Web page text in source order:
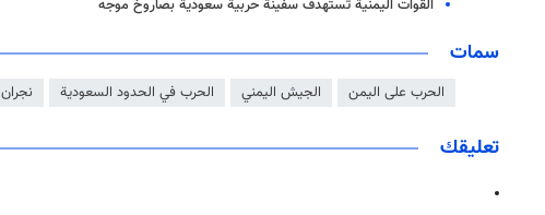
القوات اليمنية تستهدف سفينة حربية سعودية بصاروخ موجه
سمات
الحرب على اليمن الجيش اليمني الحرب في الحدود السعودية نجران
تعليقك